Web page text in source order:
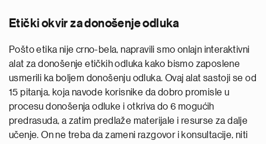
Etički okvir za donošenje odluka
Pošto etika nije crno-bela, napravili smo onlajn interaktivni
alat za donošenje etičkih odluka kako bismo zaposlene
usmerili ka boljem donošenju odluka. Ovaj alat sastoji se od
15 pitanja, koja navode korisnike da dobro promisle u
procesu donošenja odluke i otkriva do 6 mogućih
predrasuda, a zatim predlaže materijale i resurse za dalje
učenje. On ne treba da zameni razgovor i konsultacije, niti